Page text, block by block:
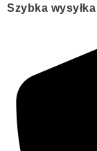
Szybka wysyłka